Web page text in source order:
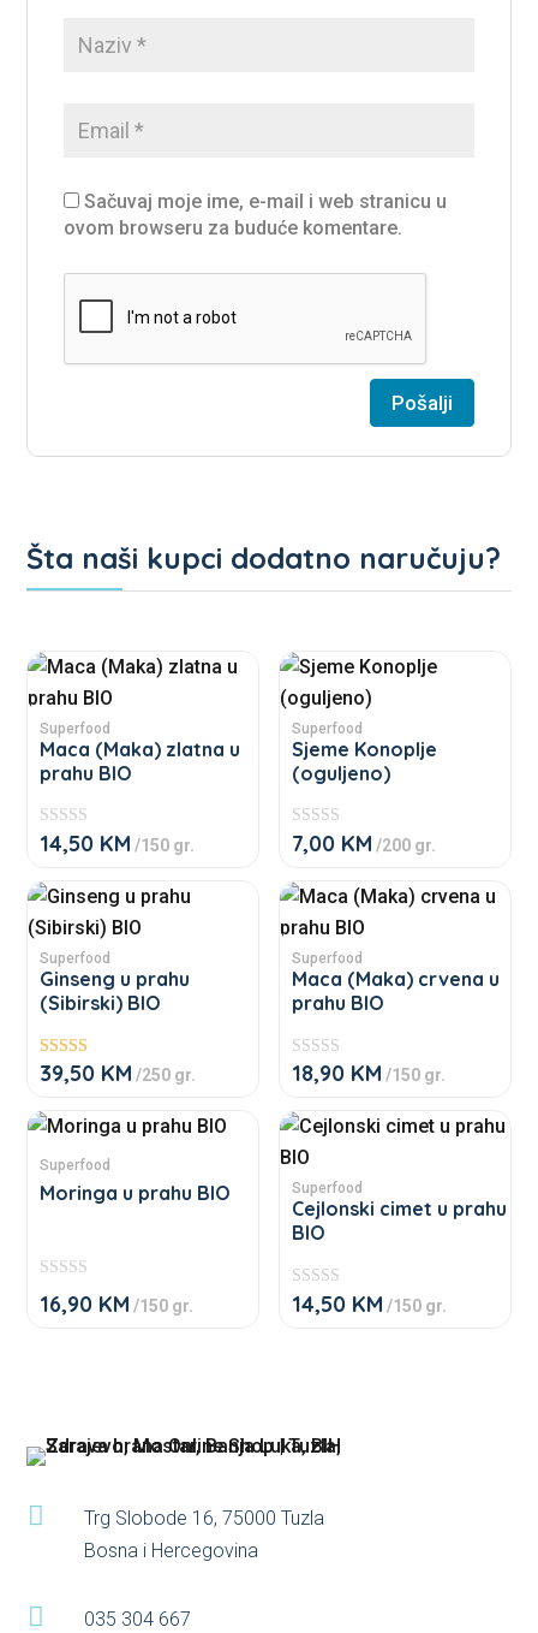
Sačuvaj moje ime, e-mail i web stranicu u
ovom browseru za buduće komentare.
Šta naši kupci dodatno naručuju?
Superfood
Maca (Maka) zlatna u
prahu BIO
★
★
★
★
14,50 KM /150 gr.
This
product
has
multiple
variants.
The
options
may
be
chosen
on
the
product
page
Superfood
Sjeme Konoplje
(oguljeno)
★
★
★
★
7,00 KM /200 gr.
This
product
has
multiple
variants.
The
options
may
chosen
on
the
product
page
Superfood
Ginseng u prahu
(Sibirski) BIO
Ocjenjeno
4.00
39,50 KM /250 gr.
This
product
has
multiple
variants.
The
options
may
chosen
product
page
Superfood
Maca (Maka) crvena u
prahu BIO
★
★
★
★
18,90 KM /150 gr.
This
product
has
multiple
variants.
The
options
may
be
chosen
on
the
product
page
Superfood
Moringa u prahu BIO
★
16,90 KM /150 gr.
This
product
has
options
on
the
product
page
Superfood
Cejlonski cimet u prahu
BIO
★
★
14,50 KM /150 gr.
This
product
has
multiple
The
options
on
page

Trg Slobode 16, 75000 Tuzla
Bosna i Hercegovina
 035 304 667